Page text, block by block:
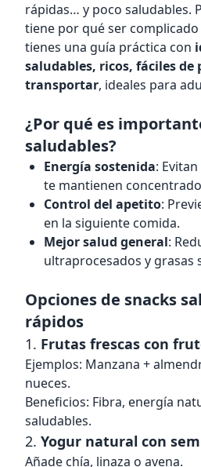
rápidas… y poco saludables.
tiene por qué ser
tienes una guía práctica con
saludables, ricos, fáciles de
transportar, ideales para
¿Por qué es
saludables?
Energía sostenida:
te mantienen
Control del apetito:
en la siguiente comida.
Mejor salud general:
ultraprocesados y grasas
Opciones de snacks
rápidos
1. Frutas frescas con
Ejemplos: Manzana +
nueces.
Beneficios: Fibra, energía
saludables.
2. Yogur natural con
Añade chía, linaza o avena.